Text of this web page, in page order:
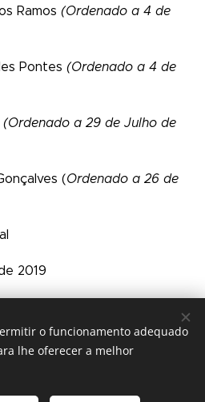
Ramos (Ordenado a 4 de
Pontes (Ordenado a 4 de
(Ordenado a 29 de Julho de
(Ordenado a 26 de
2019
CATÓLICA
o funcionamento adequado
lhe oferecer a melhor